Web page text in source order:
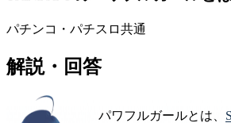
パチンコ・パチスロ共通
解説・回答
パワフルガールとは、